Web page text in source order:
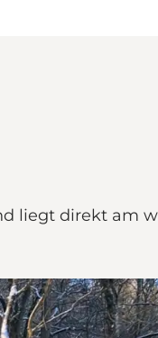
liegt direkt am